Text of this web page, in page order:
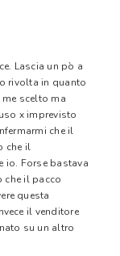
Lascia un pò a
rivolta in quanto
scelto ma
x imprevisto
che il
che il
io. Forse bastava
che il pacco
questa
il venditore
su un altro